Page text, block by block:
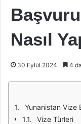
Nasıl
30 Eylül 2024 4
Yunanistan Vize
Vize Türleri